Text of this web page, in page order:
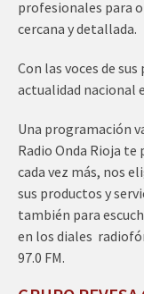
profesionales para
cercana y detallada.
Con las voces de
actualidad nacional
Una programación
Radio Onda Rioja te
cada vez más, nos
sus productos y
también para
en los diales
97.0 FM.